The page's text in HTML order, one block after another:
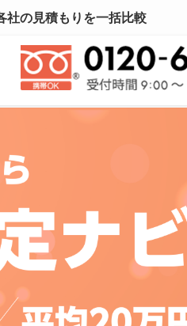
社の見積もりを一括比較